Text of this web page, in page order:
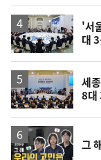
'서
대
세
8대
영
상
그